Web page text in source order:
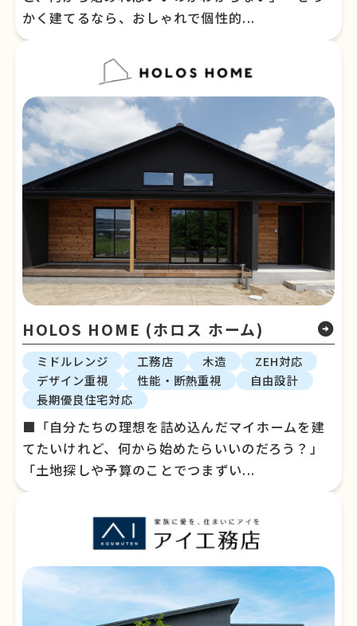
かく建てるなら、おしゃれで個性的...
HOLOS HOME (ホロス ホーム) arrow_circle_right
ミドルレンジ 工務店 木造
ZEH対応
デザイン重視
性能・断熱重視
自由設計
長期優良住宅対応
■「自分たちの理想を詰め込んだマイホームを建
てたいけれど、何から始めたらいいのだろう？」
「土地探しや予算のことでつまずい...